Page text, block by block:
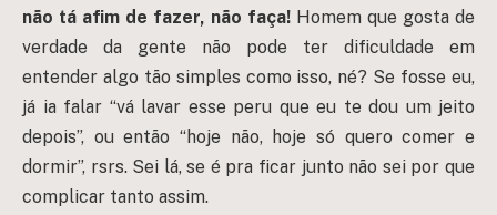
não tá afim de fazer, não faça!Homem que gosta de
verdade da gente não pode ter dificuldade em
entender algo tão simples como isso, né? Se fosse eu,
já ia falar “vá lavar esse peru que eu te dou um jeito
depois”, ou então “hoje não, hoje só quero comer e
dormir”, rsrs. Sei lá, se é pra ficar junto não sei por que
complicar tanto assim.